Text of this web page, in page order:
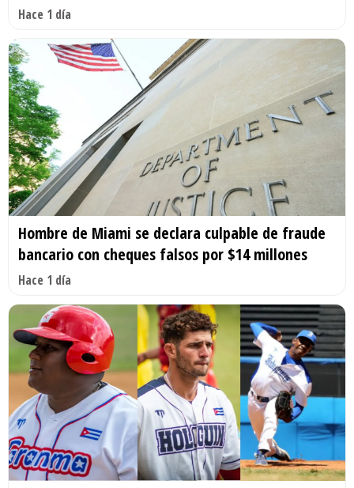
Hace 1 día
Hombre de Miami se declara culpable de fraude
bancario con cheques falsos por $14 millones
Hace 1 día